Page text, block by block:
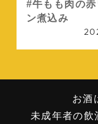
牛もも肉の赤
ン煮込み
お酒
未成年者の飲